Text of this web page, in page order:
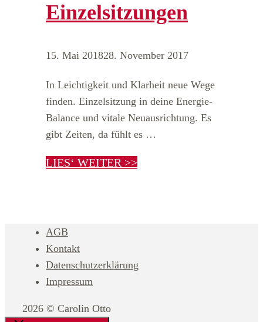
Einzelsitzungen
15. Mai 201828. November 2017
In Leichtigkeit und Klarheit neue Wege
finden. Einzelsitzung in deine Energie-
Balance und vitale Neuausrichtung. Es
gibt Zeiten, da fühlt es …
LIES‘ WEITER >>
AGB
Kontakt
Datenschutzerklärung
Impressum
2026 © Carolin Otto